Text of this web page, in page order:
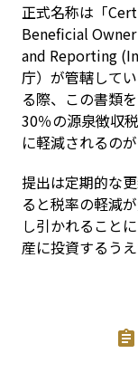
正式名称は「
Beneficial
and Reporting
庁）が管轄して
る際、この書類
30％の源泉徴収
に軽減されるのが
提出は定期的な
ると税率の軽減
し引かれること
産に投資するう